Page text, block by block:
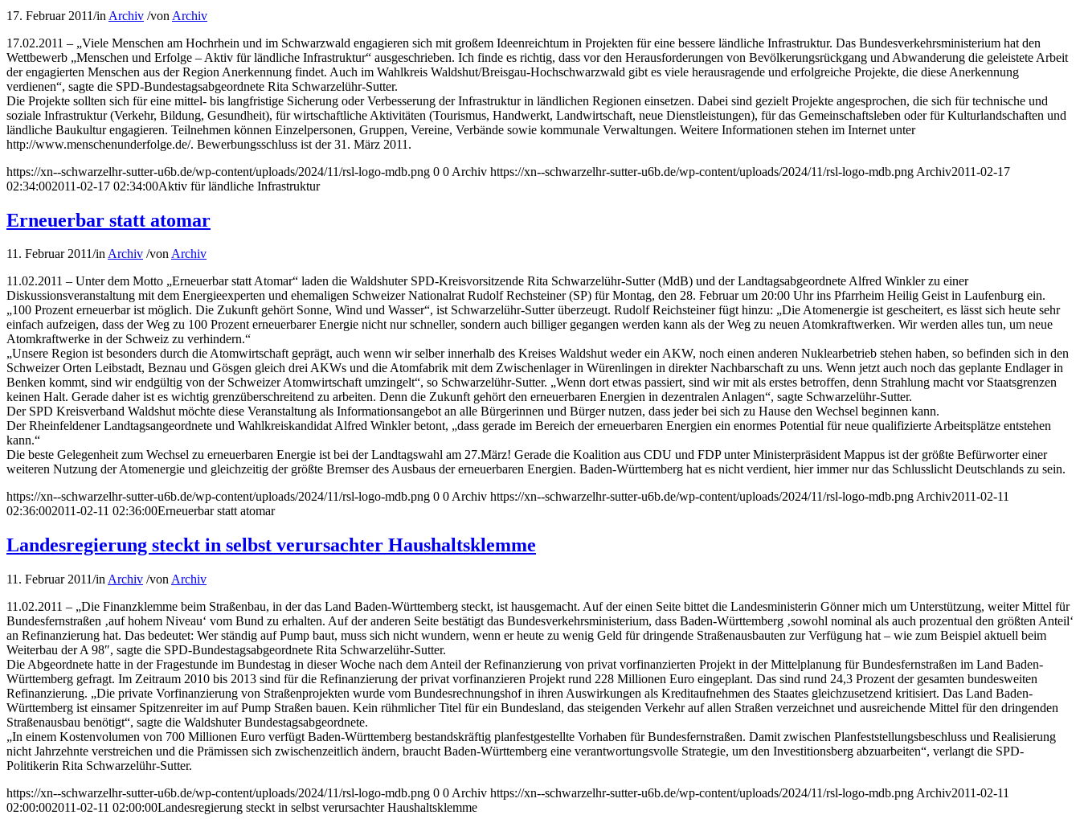
17. Februar 2011/in Archiv /von Archiv
17.02.2011 – „Viele Menschen am Hochrhein und im Schwarzwald engagieren sich mit großem Ideenreichtum in Projekten für eine bessere ländliche Infrastruktur. Das Bundesverkehrsministerium hat den
Wettbewerb „Menschen und Erfolge – Aktiv für ländliche Infrastruktur“ ausgeschrieben. Ich finde es richtig, dass vor den Herausforderungen von Bevölkerungsrückgang und Abwanderung die geleistete Arbeit
der engagierten Menschen aus der Region Anerkennung findet. Auch im Wahlkreis Waldshut/Breisgau-Hochschwarzwald gibt es viele herausragende und erfolgreiche Projekte, die diese Anerkennung
verdienen“, sagte die SPD-Bundestagsabgeordnete Rita Schwarzelühr-Sutter.
Die Projekte sollten sich für eine mittel- bis langfristige Sicherung oder Verbesserung der Infrastruktur in ländlichen Regionen einsetzen. Dabei sind gezielt Projekte angesprochen, die sich für technische und
soziale Infrastruktur (Verkehr, Bildung, Gesundheit), für wirtschaftliche Aktivitäten (Tourismus, Handwerkt, Landwirtschaft, neue Dienstleistungen), für das Gemeinschaftsleben oder für Kulturlandschaften und
ländliche Baukultur engagieren. Teilnehmen können Einzelpersonen, Gruppen, Vereine, Verbände sowie kommunale Verwaltungen. Weitere Informationen stehen im Internet unter
http://www.menschenunderfolge.de/. Bewerbungsschluss ist der 31. März 2011.
https://xn--schwarzelhr-sutter-u6b.de/wp-content/uploads/2024/11/rsl-logo-mdb.png 0 0 Archiv https://xn--schwarzelhr-sutter-u6b.de/wp-content/uploads/2024/11/rsl-logo-mdb.png Archiv2011-02-17
02:34:002011-02-17 02:34:00Aktiv für ländliche Infrastruktur
Erneuerbar statt atomar
11. Februar 2011/inArchiv /vonArchiv
11.02.2011 – Unter dem Motto „Erneuerbar statt Atomar“ laden die Waldshuter SPD-Kreisvorsitzende Rita Schwarzelühr-Sutter (MdB) und der Landtagsabgeordnete Alfred Winkler zu einer
Diskussionsveranstaltung mit dem Energieexperten und ehemaligen Schweizer Nationalrat Rudolf Rechsteiner (SP) für Montag, den 28. Februar um 20:00 Uhr ins Pfarrheim Heilig Geist in Laufenburg ein.
„100 Prozent erneuerbar ist möglich. Die Zukunft gehört Sonne, Wind und Wasser“, ist Schwarzelühr-Sutter überzeugt. Rudolf Reichsteiner fügt hinzu: „Die Atomenergie ist gescheitert, es lässt sich heute sehr
einfach aufzeigen, dass der Weg zu 100 Prozent erneuerbarer Energie nicht nur schneller, sondern auch billiger gegangen werden kann als der Weg zu neuen Atomkraftwerken. Wir werden alles tun, um neue
Atomkraftwerke in der Schweiz zu verhindern.“
„Unsere Region ist besonders durch die Atomwirtschaft geprägt, auch wenn wir selber innerhalb des Kreises Waldshut weder ein AKW, noch einen anderen Nuklearbetrieb stehen haben, so befinden sich in den
Schweizer Orten Leibstadt, Beznau und Gösgen gleich drei AKWs und die Atomfabrik mit dem Zwischenlager in Würenlingen in direkter Nachbarschaft zu uns. Wenn jetzt auch noch das geplante Endlager in
Benken kommt, sind wir endgültig von der Schweizer Atomwirtschaft umzingelt“, so Schwarzelühr-Sutter. „Wenn dort etwas passiert, sind wir mit als erstes betroffen, denn Strahlung macht vor Staatsgrenzen
keinen Halt. Gerade daher ist es wichtig grenzüberschreitend zu arbeiten. Denn die Zukunft gehört den erneuerbaren Energien in dezentralen Anlagen“, sagte Schwarzelühr-Sutter.
Der SPD Kreisverband Waldshut möchte diese Veranstaltung als Informationsangebot an alle Bürgerinnen und Bürger nutzen, dass jeder bei sich zu Hause den Wechsel beginnen kann.
Der Rheinfeldener Landtagsangeordnete und Wahlkreiskandidat Alfred Winkler betont, „dass gerade im Bereich der erneuerbaren Energien ein enormes Potential für neue qualifizierte Arbeitsplätze entstehen
kann.“
Die beste Gelegenheit zum Wechsel zu erneuerbaren Energie ist bei der Landtagswahl am 27.März! Gerade die Koalition aus CDU und FDP unter Ministerpräsident Mappus ist der größte Befürworter einer
weiteren Nutzung der Atomenergie und gleichzeitig der größte Bremser des Ausbaus der erneuerbaren Energien. Baden-Württemberg hat es nicht verdient, hier immer nur das Schlusslicht Deutschlands zu sein.
https://xn--schwarzelhr-sutter-u6b.de/wp-content/uploads/2024/11/rsl-logo-mdb.png 0 0Archiv https://xn--schwarzelhr-sutter-u6b.de/wp-content/uploads/2024/11/rsl-logo-mdb.pngArchiv2011-02-11
02:36:002011-02-11 02:36:00Erneuerbar statt atomar
Landesregierung steckt in selbst verursachter Haushaltsklemme
11. Februar 2011/in Archiv /von Archiv
11.02.2011 – „Die Finanzklemme beim Straßenbau, in der das Land Baden-Württemberg steckt, ist hausgemacht. Auf der einen Seite bittet die Landesministerin Gönner mich um Unterstützung, weiter Mittel für
Bundesfernstraßen ‚auf hohem Niveau‘ vom Bund zu erhalten. Auf der anderen Seite bestätigt das Bundesverkehrsministerium, dass Baden-Württemberg ‚sowohl nominal als auch prozentual den größten Anteil‘
an Refinanzierung hat. Das bedeutet: Wer ständig auf Pump baut, muss sich nicht wundern, wenn er heute zu wenig Geld für dringende Straßenausbauten zur Verfügung hat – wie zum Beispiel aktuell beim
Weiterbau der A 98″, sagte die SPD-Bundestagsabgeordnete Rita Schwarzelühr-Sutter.
Die Abgeordnete hatte in der Fragestunde im Bundestag in dieser Woche nach dem Anteil der Refinanzierung von privat vorfinanzierten Projekt in der Mittelplanung für Bundesfernstraßen im Land Baden-
Württemberg gefragt. Im Zeitraum 2010 bis 2013 sind für die Refinanzierung der privat vorfinanzieren Projekt rund 228 Millionen Euro eingeplant. Das sind rund 24,3 Prozent der gesamten bundesweiten
Refinanzierung. „Die private Vorfinanzierung von Straßenprojekten wurde vom Bundesrechnungshof in ihren Auswirkungen als Kreditaufnehmen des Staates gleichzusetzend kritisiert. Das Land Baden-
Württemberg ist einsamer Spitzenreiter im auf Pump Straßen bauen. Kein rühmlicher Titel für ein Bundesland, das steigenden Verkehr auf allen Straßen verzeichnet und ausreichende Mittel für den dringenden
Straßenausbau benötigt“, sagte die Waldshuter Bundestagsabgeordnete.
„In einem Kostenvolumen von 700 Millionen Euro verfügt Baden-Württemberg bestandskräftig planfestgestellte Vorhaben für Bundesfernstraßen. Damit zwischen Planfeststellungsbeschluss und Realisierung
nicht Jahrzehnte verstreichen und die Prämissen sich zwischenzeitlich ändern, braucht Baden-Württemberg eine verantwortungsvolle Strategie, um den Investitionsberg abzuarbeiten“, verlangt die SPD-
Politikerin Rita Schwarzelühr-Sutter.
https://xn--schwarzelhr-sutter-u6b.de/wp-content/uploads/2024/11/rsl-logo-mdb.png 0 0 Archiv https://xn--schwarzelhr-sutter-u6b.de/wp-content/uploads/2024/11/rsl-logo-mdb.png Archiv2011-02-11
02:00:002011-02-11 02:00:00Landesregierung steckt in selbst verursachter Haushaltsklemme